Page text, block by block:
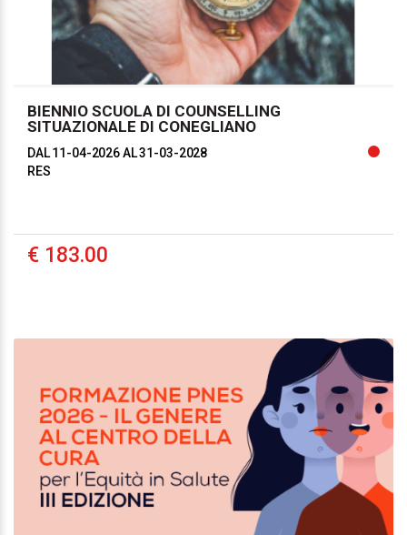
BIENNIO SCUOLA DI COUNSELLING
SITUAZIONALE DI CONEGLIANO
DAL 11-04-2026AL 31-03-2028
RES
€ 183.00